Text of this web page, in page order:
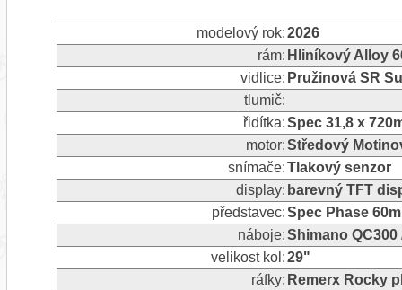
modelový rok:2026
rám: Hliníkový Alloy
vidlice: Pružinová SR
tlumič:
řidítka:Spec 31,8 x
motor:Středový
snímače:Tlakový senzor
display: barevný TFT
představec:Spec Phase
náboje:Shimano QC300
velikost kol:29"
ráfky: Remerx Rocky